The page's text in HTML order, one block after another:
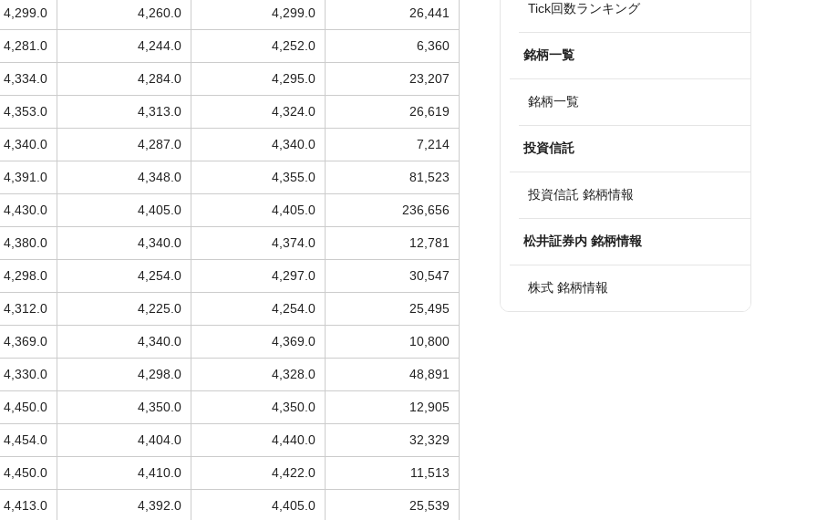
4,299.0 4,260.0 4,299.0 26,441
4,281.0 4,244.0 4,252.0 6,360
4,334.0 4,284.0 4,295.0 23,207
4,353.0 4,313.0 4,324.0 26,619
4,340.0 4,287.0 4,340.0 7,214
4,391.0 4,348.0 4,355.0 81,523
4,430.0 4,405.0 4,405.0 236,656
4,380.0 4,340.0 4,374.0 12,781
4,298.0 4,254.0 4,297.0 30,547
4,312.0 4,225.0 4,254.0 25,495
4,369.0 4,340.0 4,369.0 10,800
4,330.0 4,298.0 4,328.0 48,891
4,450.0 4,350.0 4,350.0 12,905
4,454.0 4,404.0 4,440.0 32,329
4,450.0 4,410.0 4,422.0 11,513
4,413.0 4,392.0 4,405.0 25,539
Tick回数ランキング
銘柄一覧
銘柄一覧
投資信託
投資信託 銘柄情報
松井証券内 銘柄情報
株式 銘柄情報